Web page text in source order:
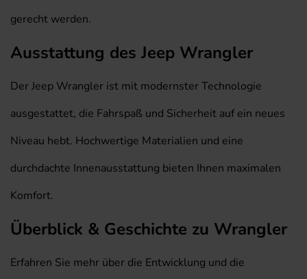
gerecht werden.
Ausstattung des Jeep Wrangler
Der Jeep Wrangler ist mit modernster Technologie
ausgestattet, die Fahrspaß und Sicherheit auf ein neues
Niveau hebt. Hochwertige Materialien und eine
durchdachte Innenausstattung bieten Ihnen maximalen
Komfort.
Überblick & Geschichte zu Wrangler
Erfahren Sie mehr über die Entwicklung und die